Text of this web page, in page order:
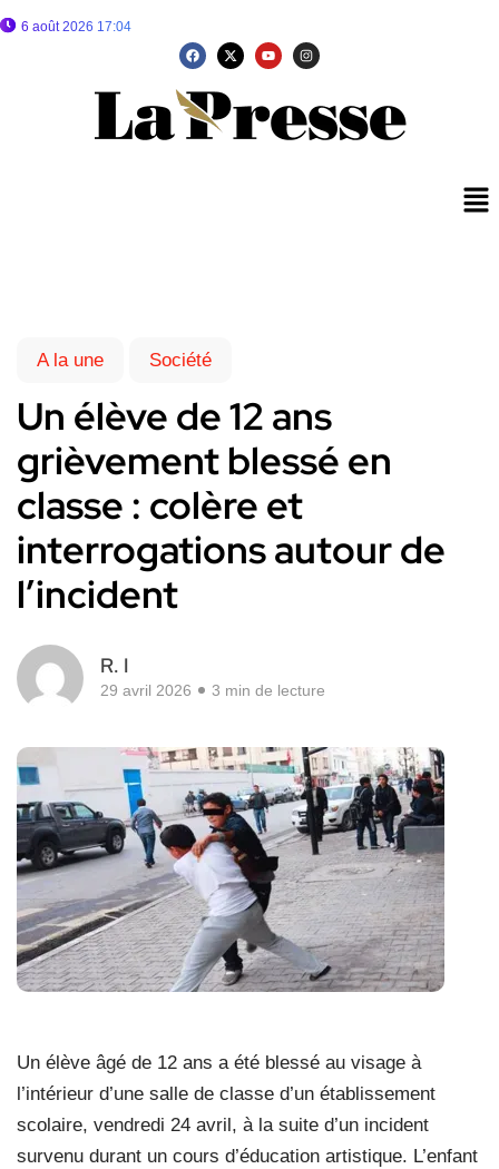
6 août 2026 17:04
A la une Société
Un élève de 12 ans
grièvement blessé en
classe : colère et
interrogations autour de
l’incident
R. I
29 avril 2026 3 min de lecture
Un élève âgé de 12 ans a été blessé au visage à
l’intérieur d’une salle de classe d’un établissement
scolaire, vendredi 24 avril, à la suite d’un incident
survenu durant un cours d’éducation artistique. L’enfant